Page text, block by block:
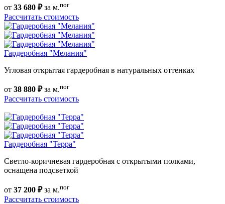
от 33 680 ₽за м.пог
Рассчитать стоимость
Гардеробная "Мелания"
Угловая открытая гардеробная в натуральных оттенках
от 38 880 ₽за м.пог
Рассчитать стоимость
Гардеробная "Терра"
Светло-коричневая гардеробная с открытыми полками,
оснащена подсветкой
от 37 200 ₽за м.пог
Рассчитать стоимость